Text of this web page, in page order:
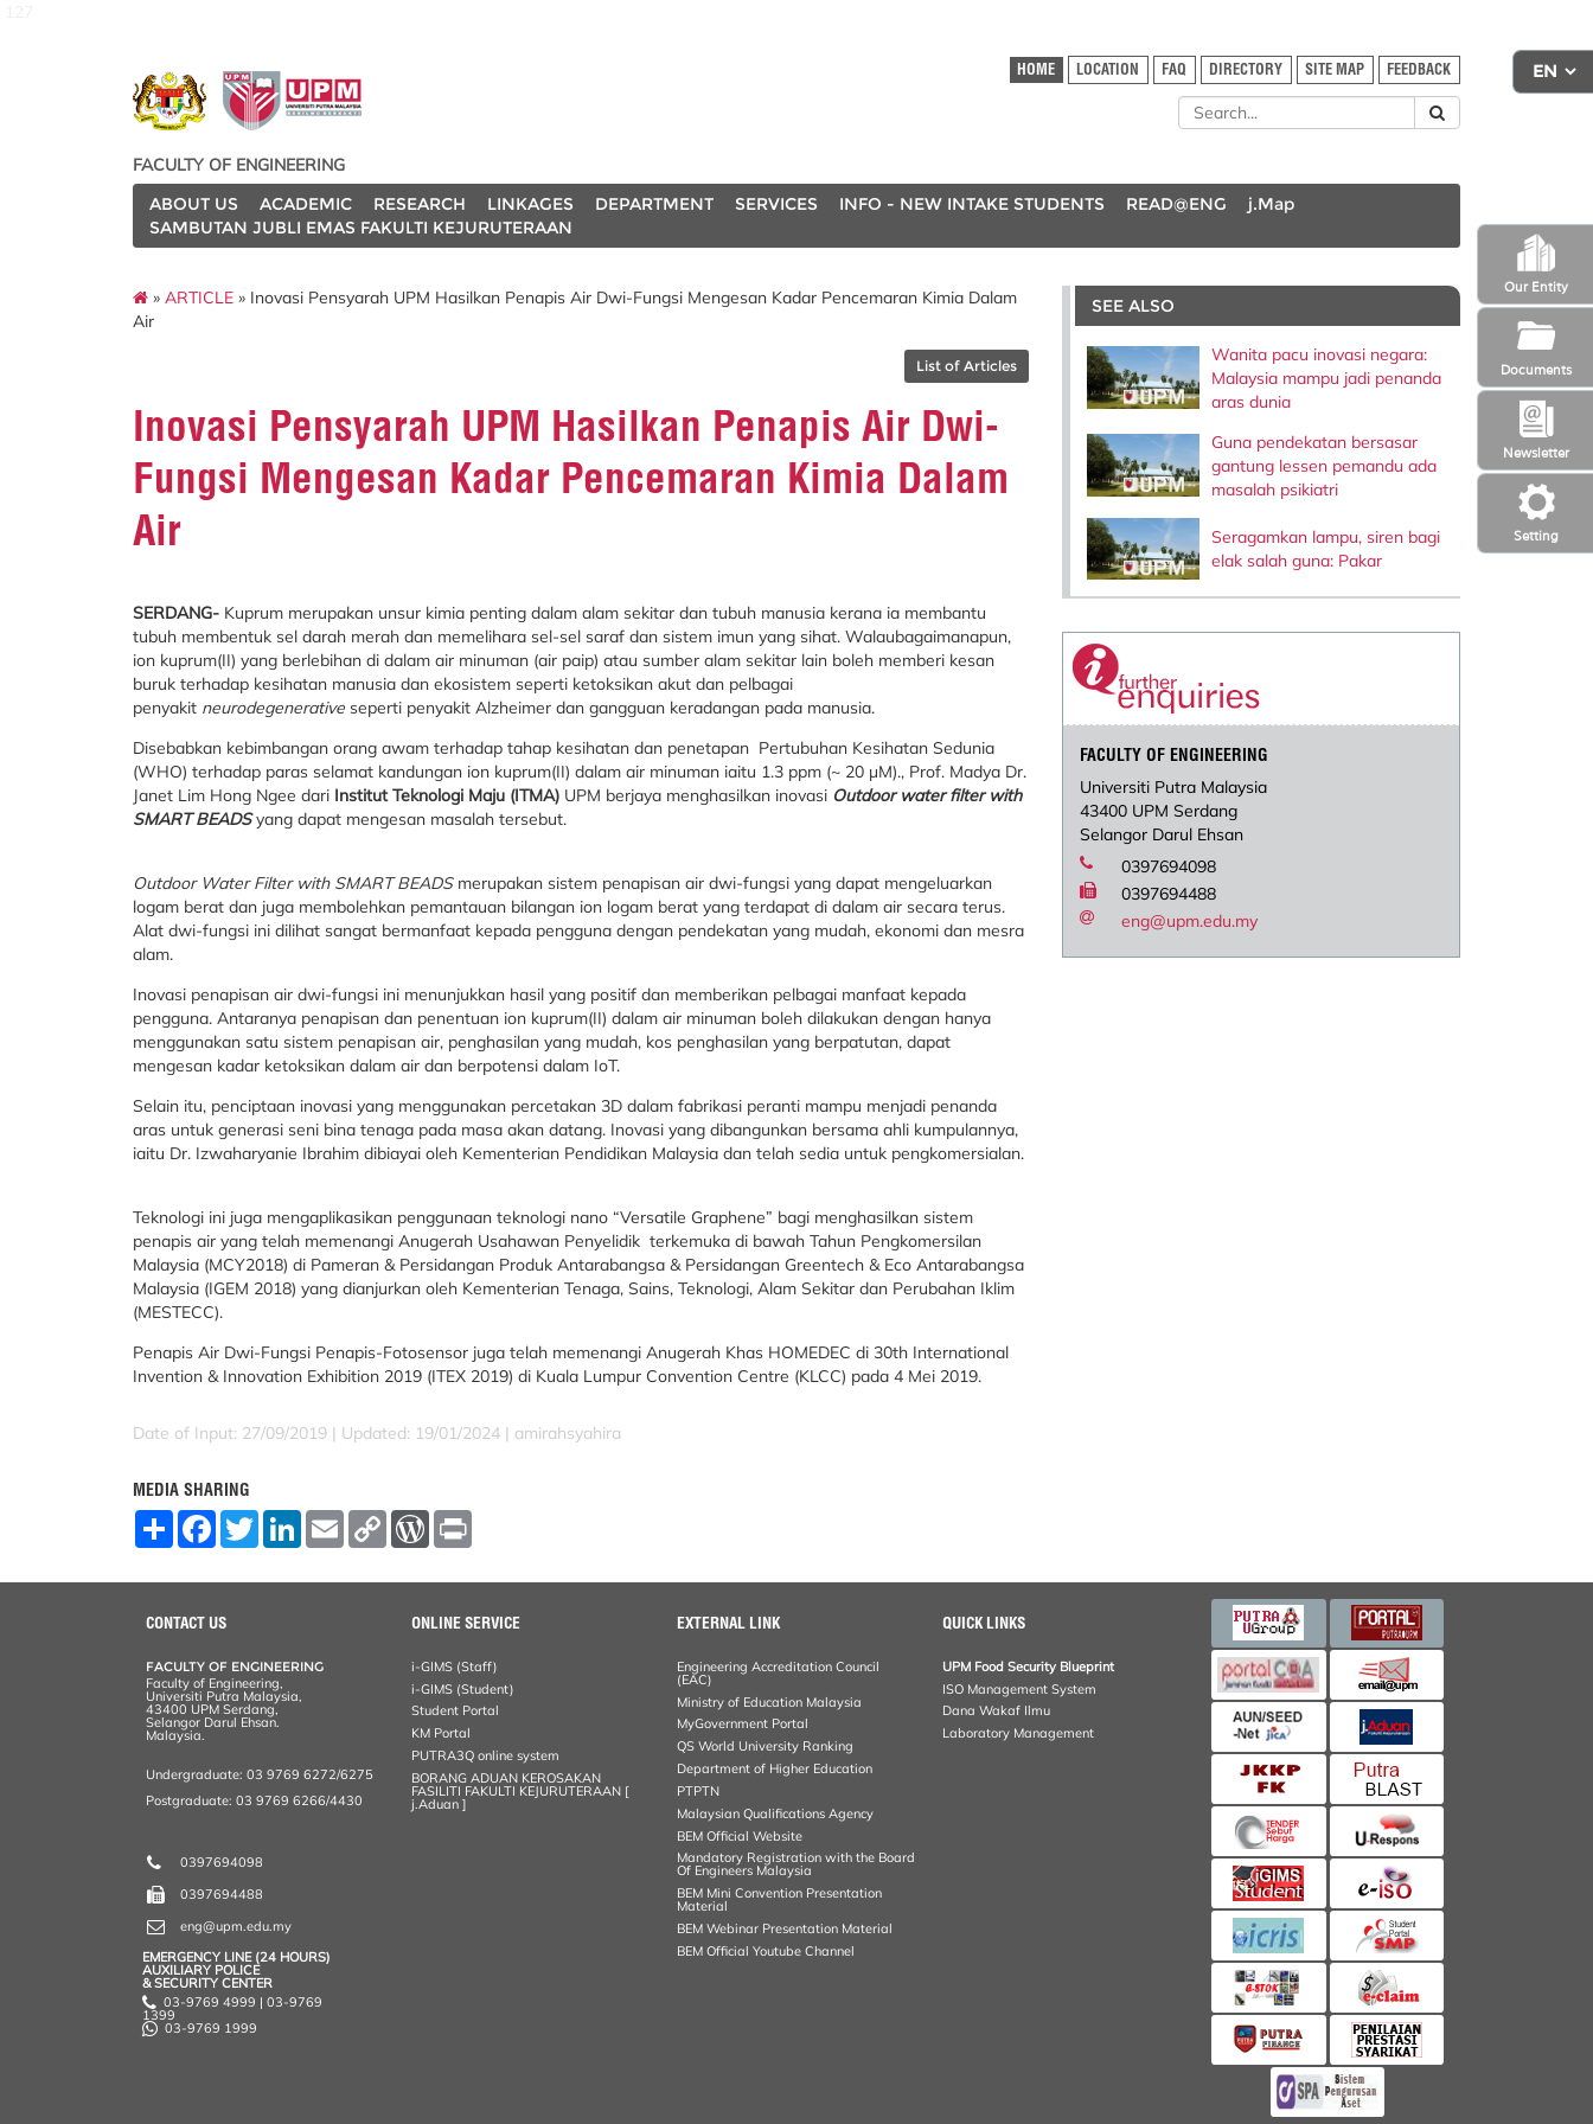
Setting
Newsletter
Our Entity
Documents
HOME LOCATION FAQ DIRECTORY SITE MAP FEEDBACK
FACULTY OF ENGINEERING
ABOUT US
ACADEMIC RESEARCH LINKAGES DEPARTMENT SERVICES INFO - NEW INTAKE STUDENTS READ@ENG
j.Map
SAMBUTAN JUBLI EMAS FAKULTI KEJURUTERAAN
» ARTICLE » Inovasi Pensyarah UPM Hasilkan Penapis Air Dwi-Fungsi Mengesan Kadar Pencemaran Kimia Dalam
Air
List of Articles
Inovasi Pensyarah UPM Hasilkan Penapis Air Dwi-
Fungsi Mengesan Kadar Pencemaran Kimia Dalam
Air
SERDANG- Kuprum merupakan unsur kimia penting dalam alam sekitar dan tubuh manusia kerana ia membantu
tubuh membentuk sel darah merah dan memelihara sel-sel saraf dan sistem imun yang sihat. Walaubagaimanapun,
ion kuprum(II) yang berlebihan di dalam air minuman (air paip) atau sumber alam sekitar lain boleh memberi kesan
buruk terhadap kesihatan manusia dan ekosistem seperti ketoksikan akut dan pelbagai
penyakit neurodegenerative seperti penyakit Alzheimer dan gangguan keradangan pada manusia.
Disebabkan kebimbangan orang awam terhadap tahap kesihatan dan penetapan Pertubuhan Kesihatan Sedunia
(WHO) terhadap paras selamat kandungan ion kuprum(II) dalam air minuman iaitu 1.3 ppm (~ 20 μM)., Prof. Madya Dr.
Janet Lim Hong Ngee dari Institut Teknologi Maju (ITMA) UPM berjaya menghasilkan inovasi Outdoor water filter with
SMART BEADSyang dapat mengesan masalah tersebut.
Outdoor Water Filter with SMART BEADS merupakan sistem penapisan air dwi-fungsi yang dapat mengeluarkan
logam berat dan juga membolehkan pemantauan bilangan ion logam berat yang terdapat di dalam air secara terus.
Alat dwi-fungsi ini dilihat sangat bermanfaat kepada pengguna dengan pendekatan yang mudah, ekonomi dan mesra
alam.
Inovasi penapisan air dwi-fungsi ini menunjukkan hasil yang positif dan memberikan pelbagai manfaat kepada
pengguna. Antaranya penapisan dan penentuan ion kuprum(II) dalam air minuman boleh dilakukan dengan hanya
menggunakan satu sistem penapisan air, penghasilan yang mudah, kos penghasilan yang berpatutan, dapat
mengesan kadar ketoksikan dalam air dan berpotensi dalam IoT.
Selain itu, penciptaan inovasi yang menggunakan percetakan 3D dalam fabrikasi peranti mampu menjadi penanda
aras untuk generasi seni bina tenaga pada masa akan datang. Inovasi yang dibangunkan bersama ahli kumpulannya,
iaitu Dr. Izwaharyanie Ibrahim dibiayai oleh Kementerian Pendidikan Malaysia dan telah sedia untuk pengkomersialan.
Teknologi ini juga mengaplikasikan penggunaan teknologi nano “Versatile Graphene” bagi menghasilkan sistem
penapis air yang telah memenangi Anugerah Usahawan Penyelidik terkemuka di bawah Tahun Pengkomersilan
Malaysia (MCY2018) di Pameran & Persidangan Produk Antarabangsa & Persidangan Greentech & Eco Antarabangsa
Malaysia (IGEM 2018) yang dianjurkan oleh Kementerian Tenaga, Sains, Teknologi, Alam Sekitar dan Perubahan Iklim
(MESTECC).
Penapis Air Dwi-Fungsi Penapis-Fotosensor juga telah memenangi Anugerah Khas HOMEDEC di 30th International
Invention & Innovation Exhibition 2019 (ITEX 2019) di Kuala Lumpur Convention Centre (KLCC) pada 4 Mei 2019.
Date of Input: 27/09/2019 | Updated: 19/01/2024 | amirahsyahira
MEDIA SHARING
S
F
o
o
T
w
L
E
m
C
W
r
e
s
SEE ALSO
Wanita pacu inovasi negara:
Malaysia mampu jadi penanda
aras dunia
Guna pendekatan bersasar
gantung lessen pemandu ada
masalah psikiatri
Seragamkan lampu, siren bagi
elak salah guna: Pakar
FACULTY OF ENGINEERING
Universiti Putra Malaysia
43400 UPM Serdang
Selangor Darul Ehsan
0397694098
0397694488
eng@upm.edu.my
CONTACT US
FACULTY OF ENGINEERING
Faculty of Engineering,
Universiti Putra Malaysia,
43400 UPM Serdang,
Selangor Darul Ehsan.
Malaysia.
Undergraduate: 03 9769 6272/6275
Postgraduate: 03 9769 6266/4430
0397694098
0397694488
eng@upm.edu.my
EMERGENCY LINE (24 HOURS)
AUXILIARY POLICE
& SECURITY CENTER
03-9769 4999 | 03-9769
1399
03-9769 1999
ONLINE SERVICE
i-GIMS (Staff)
i-GIMS (Student)
Student Portal
KM Portal
PUTRA3Q online system
BORANG ADUAN KEROSAKAN
FASILITI FAKULTI KEJURUTERAAN [
j.Aduan ]
EXTERNAL LINK
Engineering Accreditation Council
(EAC)
Ministry of Education Malaysia
MyGovernment Portal
QS World University Ranking
Department of Higher Education
PTPTN
Malaysian Qualifications Agency
BEM Official Website
Mandatory Registration with the Board
Of Engineers Malaysia
BEM Mini Convention Presentation
Material
BEM Webinar Presentation Material
BEM Official Youtube Channel
QUICK LINKS
UPM Food Security Blueprint
ISO Management System
Dana Wakaf Ilmu
Laboratory Management